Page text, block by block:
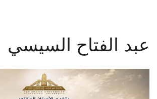
عبد الفتاح السيسي